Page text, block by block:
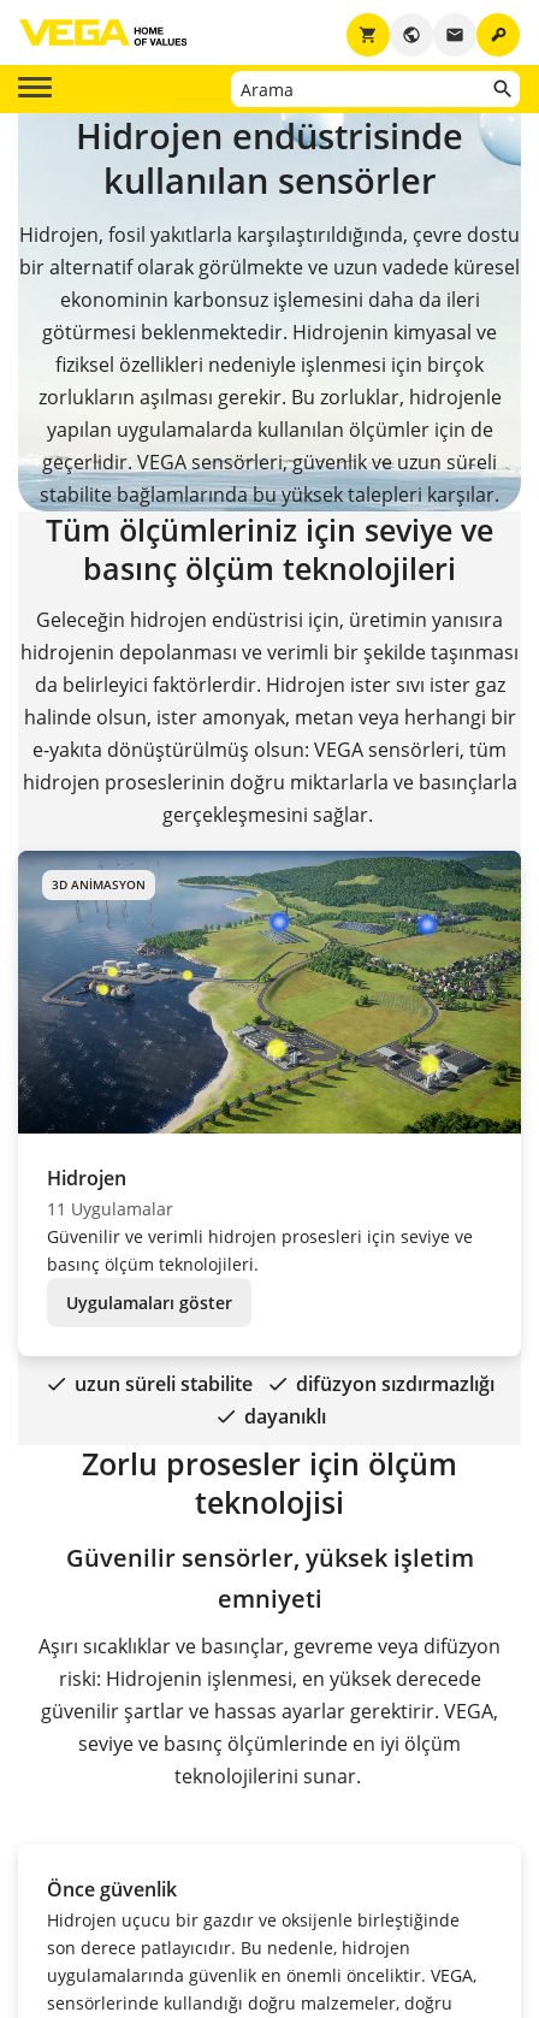
key
email
public
shopping_cart
Hidrojen endüstrisinde
kullanılan sensörler
Hidrojen, fosil yakıtlarla karşılaştırıldığında, çevre dostu
bir alternatif olarak görülmekte ve uzun vadede küresel
ekonominin karbonsuz işlemesini daha da ileri
götürmesi beklenmektedir. Hidrojenin kimyasal ve
fiziksel özellikleri nedeniyle işlenmesi için birçok
zorlukların aşılması gerekir. Bu zorluklar, hidrojenle
yapılan uygulamalarda kullanılan ölçümler için de
geçerlidir. VEGA sensörleri, güvenlik ve uzun süreli
stabilite bağlamlarında bu yüksek talepleri karşılar.
Tüm ölçümleriniz için seviye ve
basınç ölçüm teknolojileri
Geleceğin hidrojen endüstrisi için, üretimin yanısıra
hidrojenin depolanması ve verimli bir şekilde taşınması
da belirleyici faktörlerdir. Hidrojen ister sıvı ister gaz
halinde olsun, ister amonyak, metan veya herhangi bir
e-yakıta dönüştürülmüş olsun: VEGA sensörleri, tüm
hidrojen proseslerinin doğru miktarlarla ve basınçlarla
gerçekleşmesini sağlar.
3D ANIMASYON
Hidrojen
11 Uygulamalar
Güvenilir ve verimli hidrojen prosesleri için seviye ve
basınç ölçüm teknolojileri.
Uygulamaları göster
uzun süreli stabilite
difüzyon sızdırmazlığı
dayanıklı
Zorlu prosesler için ölçüm
teknolojisi
Güvenilir sensörler, yüksek işletim
emniyeti
Aşırı sıcaklıklar ve basınçlar, gevreme veya difüzyon
riski: Hidrojenin işlenmesi, en yüksek derecede
güvenilir şartlar ve hassas ayarlar gerektirir. VEGA,
seviye ve basınç ölçümlerinde en iyi ölçüm
teknolojilerini sunar.
Önce güvenlik
Hidrojen uçucu bir gazdır ve oksijenle birleştiğinde
son derece patlayıcıdır. Bu nedenle, hidrojen
uygulamalarında güvenlik en önemli önceliktir. VEGA,
sensörlerinde kullandığı doğru malzemeler, doğru